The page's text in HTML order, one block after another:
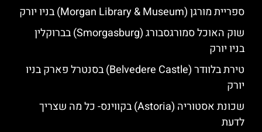
ספריית מורגן (Morgan Library & Museum) בניו יורק
שוק האוכל סמורגסבורג (Smorgasburg) בברוקלין
בניו יורק
טירת בלוודר (Belvedere Castle) בסנטרל פארק בניו
יורק
שכונת אסטוריה (Astoria) בקווינס- כל מה שצריך
לדעת